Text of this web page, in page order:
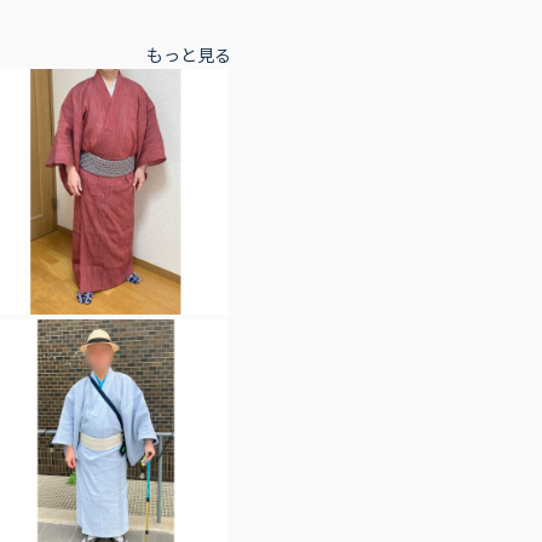
もっと見る